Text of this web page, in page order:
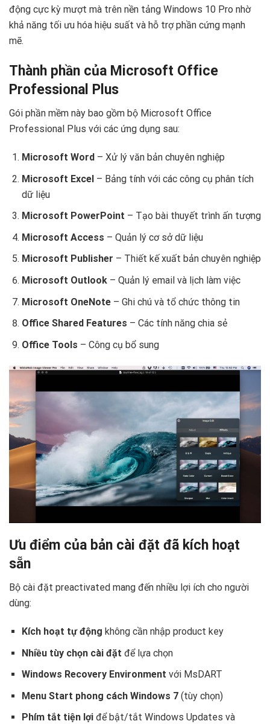
động cực kỳ mượt mà trên nền tảng Windows 10 Pro nhờ
khả năng tối ưu hóa hiệu suất và hỗ trợ phần cứng mạnh
mẽ.
Thành phần của Microsoft Office
Professional Plus
Gói phần mềm này bao gồm bộ Microsoft Office
Professional Plus với các ứng dụng sau:
Microsoft Word– Xử lý văn bản chuyên nghiệp
Microsoft Excel– Bảng tính với các công cụ phân tích
dữ liệu
Microsoft PowerPoint – Tạo bài thuyết trình ấn tượng
Microsoft Access – Quản lý cơ sở dữ liệu
Microsoft Publisher – Thiết kế xuất bản chuyên nghiệp
Microsoft Outlook– Quản lý email và lịch làm việc
Microsoft OneNote– Ghi chú và tổ chức thông tin
Office Shared Features – Các tính năng chia sẻ
Office Tools – Công cụ bổ sung
Ưu điểm của bản cài đặt đã kích hoạt
sẵn
Bộ cài đặt preactivated mang đến nhiều lợi ích cho người
dùng:
Kích hoạt tự động không cần nhập product key
Nhiều tùy chọn cài đặt để lựa chọn
Windows Recovery Environment với MsDART
Menu Start phong cách Windows 7(tùy chọn)
Phím tắt tiện lợiđể bật/tắt Windows Updates và